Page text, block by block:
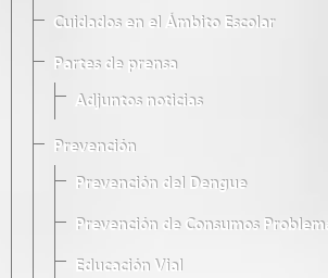
Cuidados en el Ámbito Escolar
Partes de prensa
Adjuntos noticias
Prevención
Prevención del Dengue
Prevención de Consumos
Educación Vial